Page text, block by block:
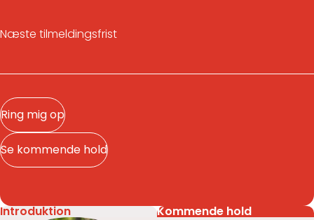
Næste tilmeldingsfrist
Ring mig op
Se kommende hold
Introduktion Kommende hold